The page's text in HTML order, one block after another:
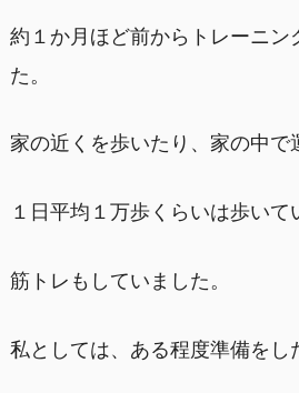
約１か月ほど前からトレーニン
た。
家の近くを歩いたり、家の中で
１日平均１万歩くらいは歩いて
筋トレもしていました。
私としては、ある程度準備をし